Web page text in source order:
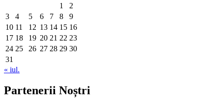
1
2
3
4 5 6 7 8
9
10 11 12 13 14 15 16
17 18 19 20 21 22 23
24 25 26 27 28 29 30
31
« iul.
Partenerii Noștri